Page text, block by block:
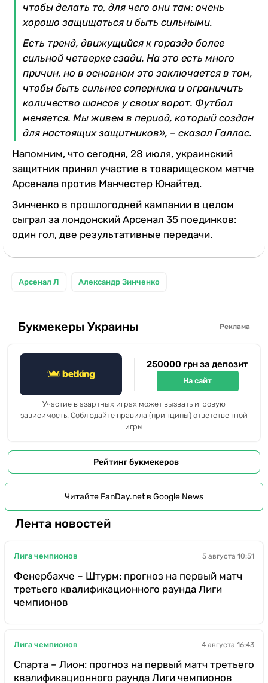
чтобы делать то, для чего они там: очень
хорошо защищаться и быть сильными.
Есть тренд, движущийся к гораздо более
сильной четверке сзади. На это есть много
причин, но в основном это заключается в том,
чтобы быть сильнее соперника и ограничить
количество шансов у своих ворот. Футбол
меняется. Мы живем в период, который создан
для настоящих защитников», – сказал Галлас.
Напомним, что сегодня, 28 июля, украинский
защитник принял участие в товарищеском матче
Арсенала против Манчестер Юнайтед.
Зинченко в прошлогодней кампании в целом
сыграл за лондонский Арсенал 35 поединков:
один гол, две результативные передачи.
Арсенал Л Александр Зинченко
Букмекеры Украины Реклама
250000 грн за депозит
На сайт
Участие в азартных играх может вызвать игровую
зависимость. Соблюдайте правила (принципы) ответственной
игры
Рейтинг букмекеров
Читайте FanDay.net в Google News
Лента новостей
Лига чемпионов 5 августа 10:51
Фенербахче – Штурм: прогноз на первый матч
третьего квалификационного раунда Лиги
чемпионов
Лига чемпионов 4 августа 16:43
Спарта – Лион: прогноз на первый матч третьего
квалификационного раунда Лиги чемпионов